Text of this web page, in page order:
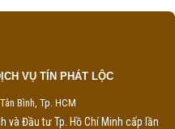
VỤ TÍN PHÁT LỘC
Bình, Tp. HCM
và Đầu tư Tp. Hồ Chí Minh cấp lần